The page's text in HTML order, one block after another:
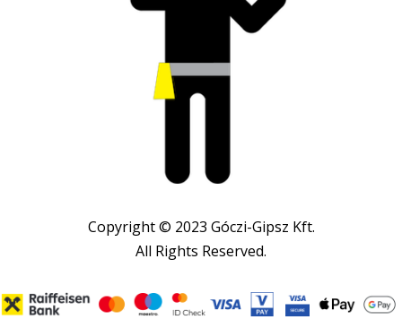
Copyright © 2023 Góczi-Gipsz Kft.
All Rights Reserved.